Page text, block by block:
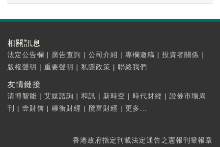
相關訊息
法定公告欄 | 廣告查詢 | 公司介紹 | 專欄邀稿 | 投資者關係 |
版權聲明 | 重要聲明 | 私隱政策 | 聯絡我們
友情鏈接
清博智能 | 艾媒諮詢 | 和訊 | 新時空 | 時代財經 | 證券市場周
刊
| 壹財信 | 權衡財經 | 攬富財經 | 更多...
香港政府指定刊載法定通告之憲報刊登報章